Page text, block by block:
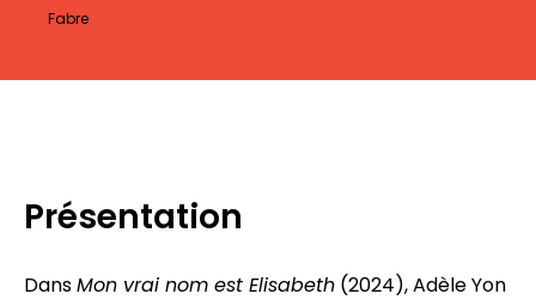
Fabre
Présentation
DansMon vrai nom est Elisabeth (2024), Adèle Yon